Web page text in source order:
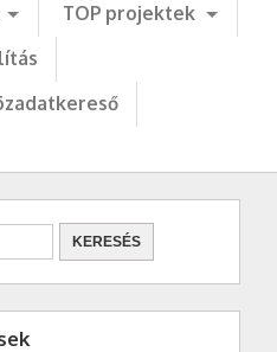
TOP projektek